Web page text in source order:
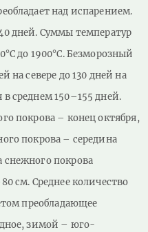
над испарением.
дней. Суммы температур
до 1900°С. Безморозный
на севере до 130 дней на
среднем 150–155 дней.
покрова – конец октября,
покрова – середина
покрова
см. Среднее количество
преобладающее
зимой – юго-